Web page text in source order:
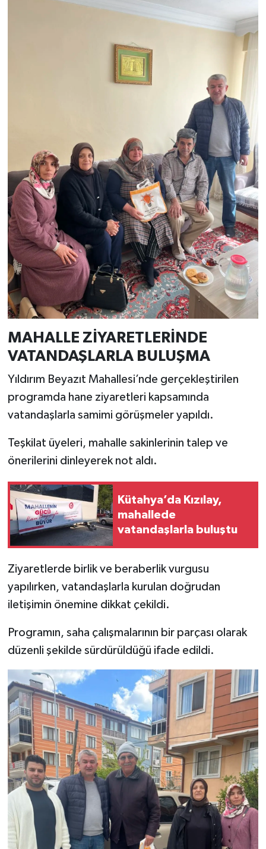
MAHALLE ZİYARETLERİNDE
VATANDAŞLARLA BULUŞMA
Yıldırım Beyazıt Mahallesi’nde gerçekleştirilen
programda hane ziyaretleri kapsamında
vatandaşlarla samimi görüşmeler yapıldı.
Teşkilat üyeleri, mahalle sakinlerinin talep ve
önerilerini dinleyerek not aldı.
Kütahya’da Kızılay,
mahallede
vatandaşlarla buluştu
Ziyaretlerde birlik ve beraberlik vurgusu
yapılırken, vatandaşlarla kurulan doğrudan
iletişimin önemine dikkat çekildi.
Programın, saha çalışmalarının bir parçası olarak
düzenli şekilde sürdürüldüğü ifade edildi.
Şaphane
Simav
Siyaset
Spor
Tavşanlı
Video Galeri
Yaşam
Yemek Tarifleri